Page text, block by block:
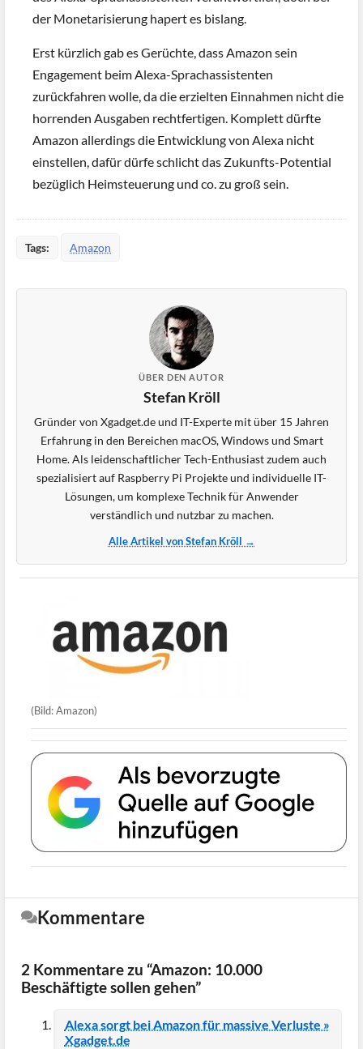
der Monetarisierung hapert es bislang.
Erst kürzlich gab es Gerüchte, dass Amazon sein
Engagement beim Alexa-Sprachassistenten
zurückfahren wolle, da die erzielten Einnahmen nicht die
horrenden Ausgaben rechtfertigen. Komplett dürfte
Amazon allerdings die Entwicklung von Alexa nicht
einstellen, dafür dürfe schlicht das Zukunfts-Potential
bezüglich Heimsteuerung und co. zu groß sein.
Tags: Amazon
ÜBER DEN AUTOR
Stefan Kröll
Gründer von Xgadget.de und IT-Experte mit über 15 Jahren
Erfahrung in den Bereichen macOS, Windows und Smart
Home. Als leidenschaftlicher Tech-Enthusiast zudem auch
spezialisiert auf Raspberry Pi Projekte und individuelle IT-
Lösungen, um komplexe Technik für Anwender
verständlich und nutzbar zu machen.
Alle Artikel von Stefan Kröll →
(Bild: Amazon)
Kommentare
2 Kommentare zu “Amazon: 10.000
Beschäftigte sollen gehen”
Alexa sorgt bei Amazon für massive Verluste »
Xgadget.de